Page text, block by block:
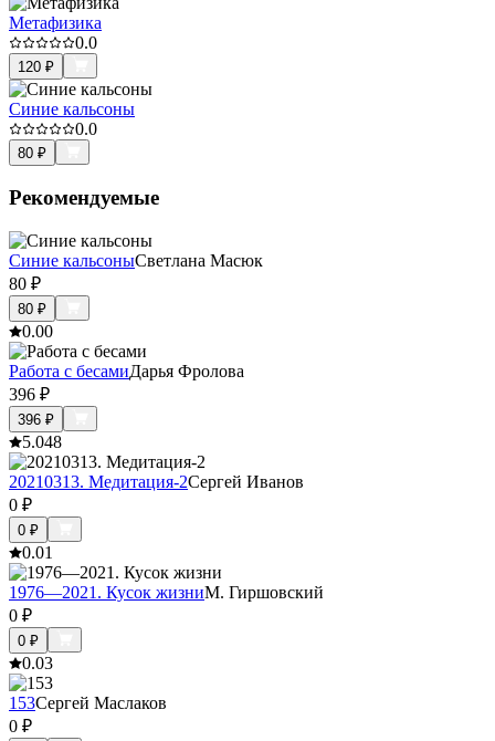
Метафизика
0.0
120 ₽
Синие кальсоны
0.0
80 ₽
Рекомендуемые
Синие кальсоныСветлана Масюк
80 ₽
80 ₽
0.00
Работа с бесамиДарья Фролова
396 ₽
396 ₽
5.048
20210313. Медитация-2Сергей Иванов
0 ₽
0 ₽
0.01
1976—2021. Кусок жизниМ. Гиршовский
0 ₽
0 ₽
0.03
153Сергей Маслаков
0 ₽